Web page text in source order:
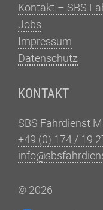
Kontakt – SBS
Jobs
Impressum
Datenschutz
KONTAKT
SBS Fahrdienst
+49 (0) 174 / 19
© 2026